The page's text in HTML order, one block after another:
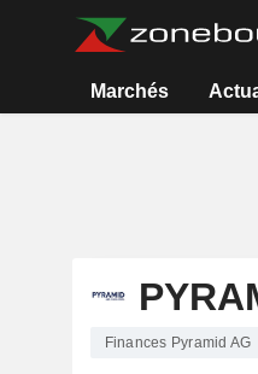
Marchés
Finances Pyramid AG